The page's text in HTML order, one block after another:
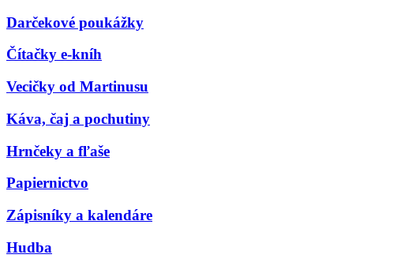
Darčekové poukážky
Čítačky e-kníh
Vecičky od Martinusu
Káva, čaj a pochutiny
Hrnčeky a fľaše
Papiernictvo
Zápisníky a kalendáre
Hudba